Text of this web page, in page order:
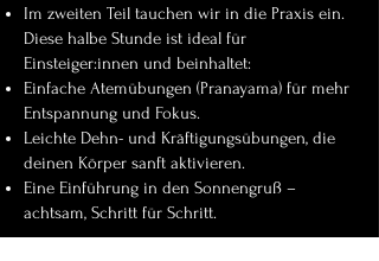
Im zweiten Teil tauchen wir in die Praxis ein.
Diese halbe Stunde ist ideal für
Einsteiger:innen und beinhaltet:
Einfache Atemübungen (Pranayama) für mehr
Entspannung und Fokus.
Leichte Dehn- und Kräftigungsübungen, die
deinen Körper sanft aktivieren.
Eine Einführung in den Sonnengruß –
achtsam, Schritt für Schritt.